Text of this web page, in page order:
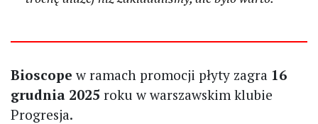
Bioscopew ramach promocji płyty zagra 16
grudnia 2025 roku w warszawskim klubie
Progresja.